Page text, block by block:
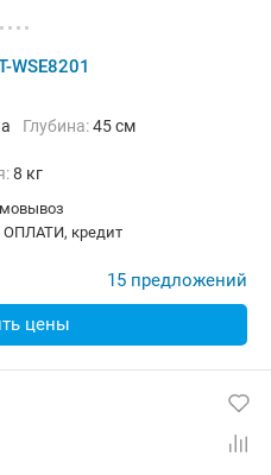
WSE8201
Глубина:45 см
8 кг
скорости отжима,
ОПЛАТИ, кредит
15 предложений
цены